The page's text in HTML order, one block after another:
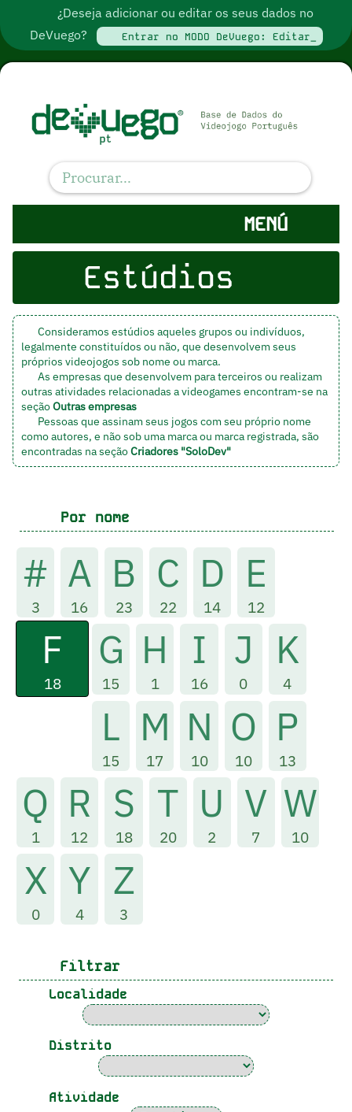
¿Deseja adicionar ou editar os seus dados no
DeVuego?
Entrar no MODO DeVuego: Editar_
MENÚ
Estúdios
Consideramos estúdios aqueles grupos ou indivíduos,
legalmente constituídos ou não, que desenvolvem seus
próprios videojogos sob nome ou marca.
As empresas que desenvolvem para terceiros ou realizam
outras atividades relacionadas a videogames encontram-se na
seçãoOutras empresas
Pessoas que assinam seus jogos com seu próprio nome
como autores, e não sob uma marca ou marca registrada, são
encontradas na seçãoCriadores "SoloDev"
Por nome
#
3
A
16
B
23
C
22
D
14
E
12
F
18
G
15
H
1
I
16
J
0
K
4
L
15
M
17
N
10
O
10
P
13
Q
1
R
12
S
18
T
20
U
2
V
7
W
10
X
0
Y
4
Z
3
Filtrar
Localidade
Distrito
Atividade